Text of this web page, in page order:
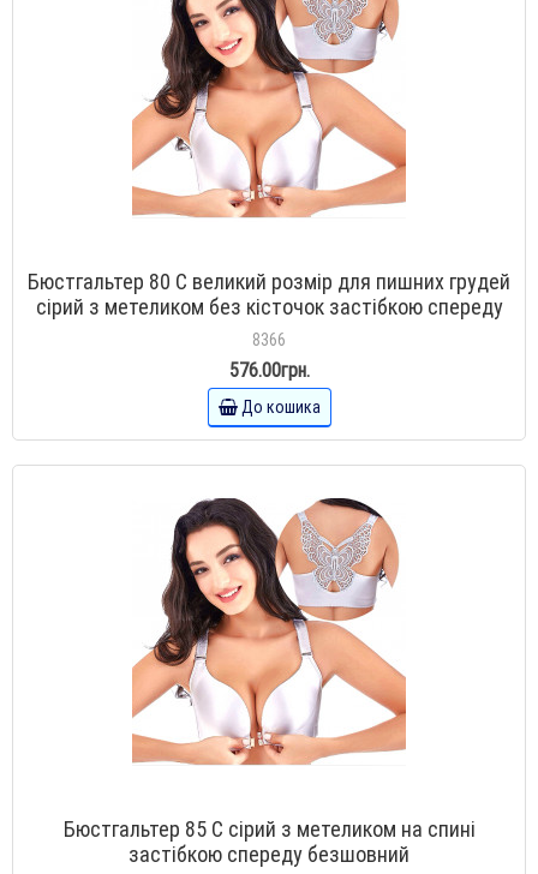
Бюстгальтер 80 C великий розмір для пишних грудей
сірий з метеликом без кісточок застібкою спереду
8366
576.00грн.
До кошика
Бюстгальтер 85 С сірий з метеликом на спині
застібкою спереду безшовний